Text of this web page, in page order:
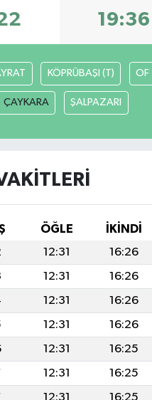
19:36
KÖPRÜBAŞI (T) OF
ÇAYKARA ŞALPAZARI
ÖĞLE İKINDI
12:31 16:26
12:31 16:26
12:31 16:26
12:31 16:26
12:31 16:25
12:31 16:25